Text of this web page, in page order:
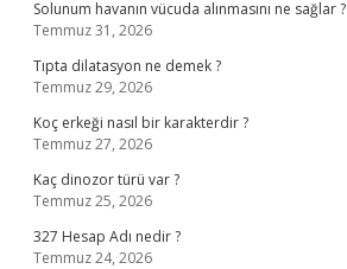
Solunum havanın vücuda alınmasını ne sağlar ?
Temmuz 31, 2026
Tıpta dilatasyon ne demek ?
Temmuz 29, 2026
Koç erkeği nasıl bir karakterdir ?
Temmuz 27, 2026
Kaç dinozor türü var ?
Temmuz 25, 2026
327 Hesap Adı nedir ?
Temmuz 24, 2026